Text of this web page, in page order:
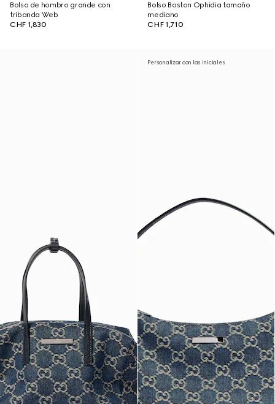
Bolso de hombro grande con
tribanda Web
CHF 1,830
Bolso Boston Ophidia tamaño
mediano
CHF 1,710
Personalizar con las iniciales